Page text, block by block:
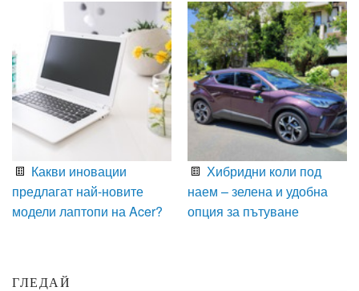
Какви иновации
предлагат най-новите
модели лаптопи на Acer?
Хибридни коли под
наем – зелена и удобна
опция за пътуване
ГЛЕДАЙ